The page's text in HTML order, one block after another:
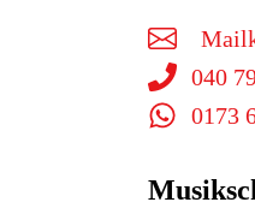
040
0173